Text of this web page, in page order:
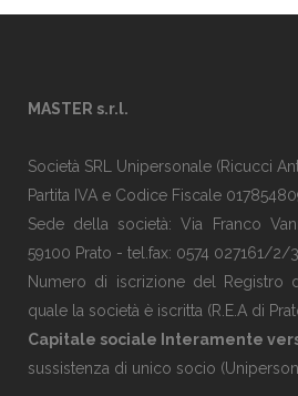
MASTER s.r.l.
Società SRL Unipersonale (Ricucci
Partita IVA e Codice Fiscale
Sede della società: Via Franco
59100 Prato - tel.fax: 0574 027161/2/3
Numero di iscrizione del Registro
quale la società è iscritta (R.E.A di
Capitale sociale Interamente
sussistenza di unico socio